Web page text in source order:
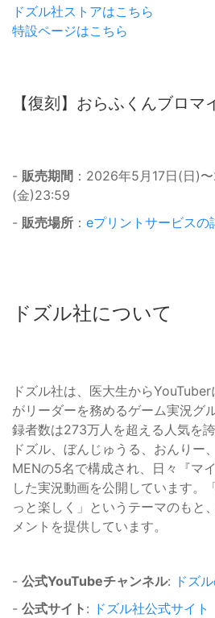
ドズル社ストアはこちら
特設ページはこちら
【復刻】おらふくんブロマ
- 販売期間 ：2026年5月17日(日)
(金)23:59
- 販売場所 ： eプリントサービスの
ドズル社について
ドズル社は、医大生からYouTuber
がリーダーを務めるゲーム実況グ
録者数は273万人を超える人気を
ドズル、ぼんじゅうる、おんりー
MENの5名で構成され、日々『マ
した実況動画を公開しています。
っと楽しく」というテーマのもと
メントを提供しています。
- 公式YouTubeチャンネル: ドズ
- 公式サイト : ドズル社公式サイト